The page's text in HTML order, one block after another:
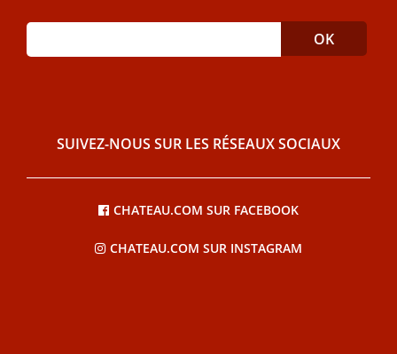
SUIVEZ-NOUS SUR LES RÉSEAUX SOCIAUX
CHATEAU.COM SUR FACEBOOK
CHATEAU.COM SUR INSTAGRAM